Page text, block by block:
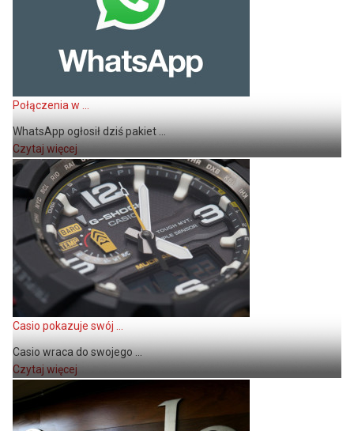
Połączenia w ...
WhatsApp ogłosił dziś pakiet ...
Czytaj więcej
Casio pokazuje swój ...
Casio wraca do swojego ...
Czytaj więcej